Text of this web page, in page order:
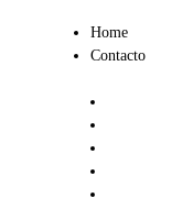
Home
Contacto